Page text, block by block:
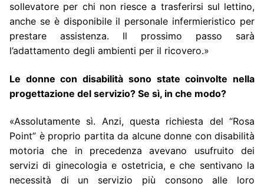
sollevatore per chi non riesce a trasferirsi sul lettino,
anche se è disponibile il personale infermieristico per
prestare assistenza. Il prossimo passo sarà
l’adattamento degli ambienti per il ricovero.»
Le donne con disabilità sono state coinvolte nella
progettazione del servizio? Se sì, in che modo?
«Assolutamente sì. Anzi, questa richiesta del “Rosa
Point” è proprio partita da alcune donne con disabilità
motoria che in precedenza avevano usufruito dei
servizi di ginecologia e ostetricia, e che sentivano la
necessità di un servizio più consono alle loro